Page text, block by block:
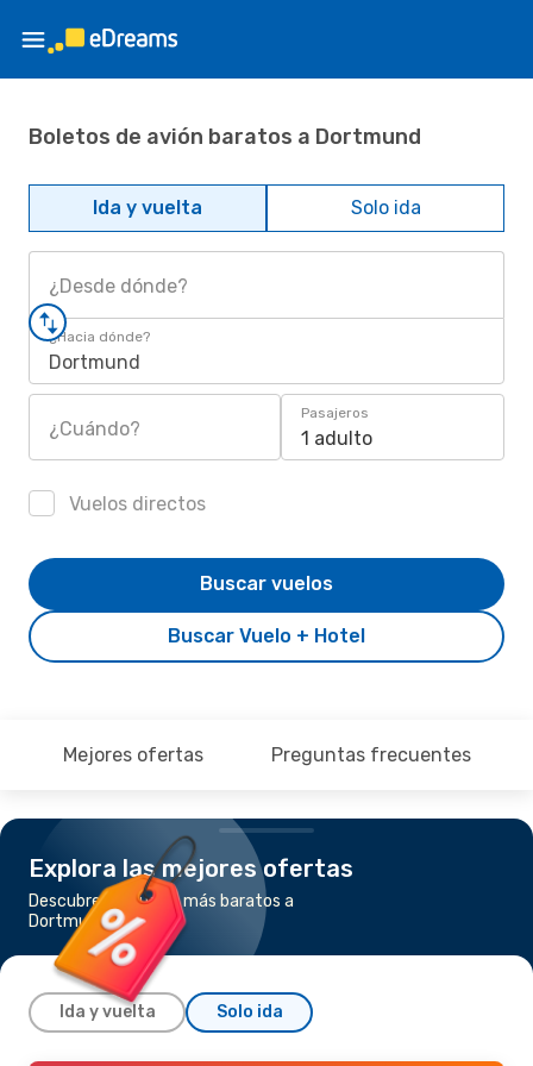
Boletos de avión baratos a Dortmund
Ida y vuelta Solo ida
¿Desde dónde?
¿Hacia dónde?
Dortmund
¿Cuándo?
Pasajeros
1 adulto
Vuelos directos
Buscar Vuelo + Hotel
Buscar vuelos
Mejores ofertas Preguntas frecuentes
Explora las mejores ofertas
Descubre los vuelos más baratos a
Dortmund
Ida y vuelta Solo ida